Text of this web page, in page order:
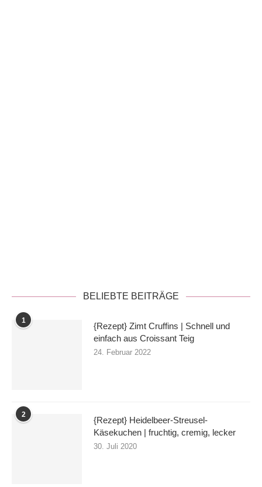
BELIEBTE BEITRÄGE
1
{Rezept} Zimt Cruffins | Schnell und
einfach aus Croissant Teig
24. Februar 2022
2
{Rezept} Heidelbeer-Streusel-
Käsekuchen | fruchtig, cremig, lecker
30. Juli 2020